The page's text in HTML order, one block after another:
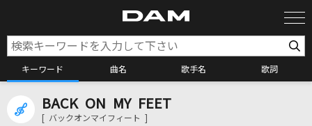
キーワード 曲名 歌手名 歌詞
カラオケ検索
BACK ON MY FEET
[ バックオンマイフィート ]